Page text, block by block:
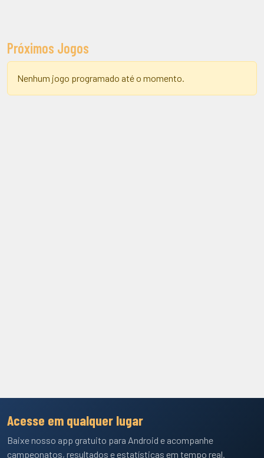
Próximos Jogos
Nenhum jogo programado até o momento.
Acesse em qualquer lugar
Baixe nosso app gratuito para Android e acompanhe
campeonatos, resultados e estatísticas em tempo real.